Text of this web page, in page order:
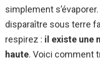
simplement
disparaître sous terre
respirez : il existe une
haute. Voici comment